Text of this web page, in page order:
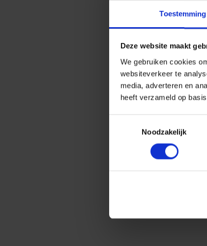
Toestemming
Deze website maakt
We gebruiken cookies
websiteverkeer te
media, adverteren en
heeft verzameld op
Noodzakelijk